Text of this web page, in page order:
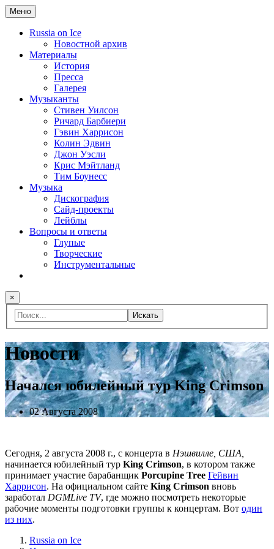
Меню
Russia on Ice
Новостной архив
Материалы
История
Пресса
Галерея
Музыканты
Стивен Уилсон
Ричард Барбиери
Гэвин Харрисон
Колин Эдвин
Джон Уэсли
Крис Мэйтланд
Тим Боунесс
Музыка
Дискография
Сайд-проекты
Лейблы
Вопросы и ответы
Глупые
Творческие
Инструментальные
×
Искать
Новости
Начался юбилейный тур King Crimson
02 Августа 2008
Сегодня, 2 августа 2008 г., с концерта в Нэшвилле, США,
начинается юбилейный тур King Crimson, в котором также
принимает участие барабанщик Porcupine Tree Гейвин
Харрисон. На официальном сайте King Crimson вновь
заработал DGMLive TV, где можно посмотреть некоторые
рабочие моменты подготовки группы к концертам. Вот один
из них.
Russia on Ice